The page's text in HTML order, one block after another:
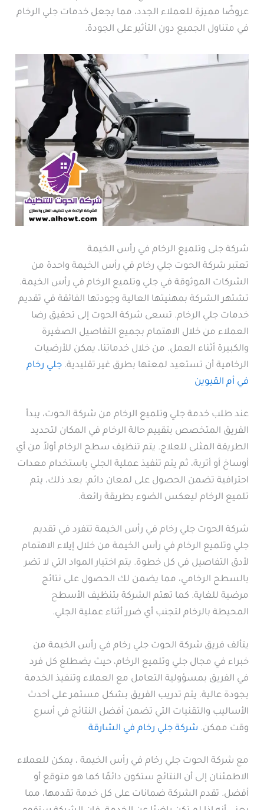
عروضًا مميزة للعملاء الجدد، مما يجعل خدمات جلي الرخام
في متناول الجميع دون التأثير على الجودة.
شركة جلى وتلميع الرخام في رأس الخيمة
تعتبر شركة الحوت جلي رخام في رأس الخيمة واحدة من
الشركات الموثوقة في جلي وتلميع الرخام في رأس الخيمة.
تشتهر الشركة بمهنيتها العالية وجودتها الفائقة في تقديم
خدمات جلي الرخام. تسعى شركة الحوت إلى تحقيق رضا
العملاء من خلال الاهتمام بجميع التفاصيل الصغيرة
والكبيرة أثناء العمل. من خلال خدماتنا، يمكن للأرضيات
الرخامية أن تستعيد لمعتها بطرق غير تقليدية.جلي رخام
في أم القيوين
عند طلب خدمة جلي وتلميع الرخام من شركة الحوت، يبدأ
الفريق المتخصص بتقييم حالة الرخام في المكان لتحديد
الطريقة المثلى للعلاج. يتم تنظيف سطح الرخام أولاً من أي
أوساخ أو أتربة، ثم يتم تنفيذ عملية الجلي باستخدام معدات
احترافية تضمن الحصول على لمعان دائم. بعد ذلك، يتم
تلميع الرخام ليعكس الضوء بطريقة رائعة.
شركة الحوت جلي رخام في رأس الخيمة تتفرد في تقديم
جلي وتلميع الرخام في رأس الخيمة من خلال إيلاء الاهتمام
لأدق التفاصيل في كل خطوة. يتم اختيار المواد التي لا تضر
بالسطح الرخامي، مما يضمن لك الحصول على نتائج
مرضية للغاية. كما تهتم الشركة بتنظيف الأسطح
المحيطة بالرخام لتجنب أي ضرر أثناء عملية الجلي.
يتألف فريق شركة الحوت جلي رخام في رأس الخيمة من
خبراء في مجال جلي وتلميع الرخام، حيث يضطلع كل فرد
في الفريق بمسؤولية التعامل مع العملاء وتنفيذ الخدمة
بجودة عالية. يتم تدريب الفريق بشكل مستمر على أحدث
الأساليب والتقنيات التي تضمن أفضل النتائج في أسرع
وقت ممكن. شركة جلي رخام في الشارقة
مع شركة الحوت جلي رخام في رأس الخيمة ، يمكن للعملاء
الاطمئنان إلى أن النتائج ستكون دائمًا كما هو متوقع أو
أفضل. تقدم الشركة ضمانات على كل خدمة تقدمها، مما